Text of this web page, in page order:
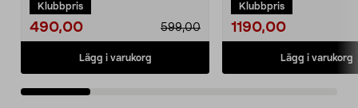
effektiv streaming. AX15...
Klubbpris
490,00 599,00
Lägg i varukorg
Ubiquiti Cloud ...
Klubbpris
1190,00
Lägg i varukorg